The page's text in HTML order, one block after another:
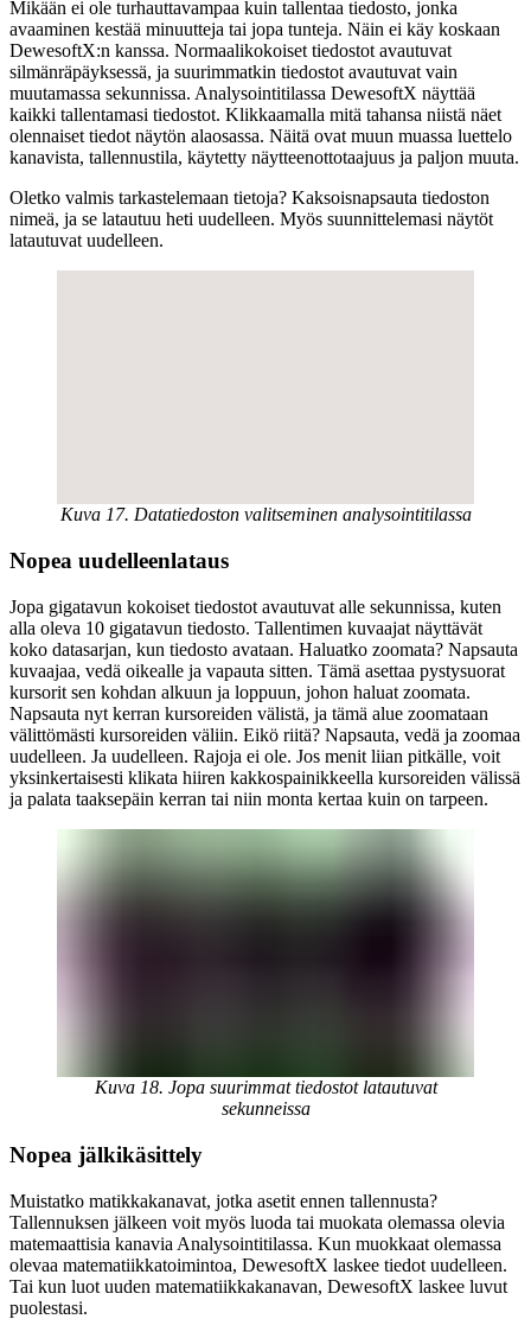
Mikään ei ole turhauttavampaa kuin tallentaa tiedosto, jonka
avaaminen kestää minuutteja tai jopa tunteja. Näin ei käy koskaan
DewesoftX:n kanssa. Normaalikokoiset tiedostot avautuvat
silmänräpäyksessä, ja suurimmatkin tiedostot avautuvat vain
muutamassa sekunnissa. Analysointitilassa DewesoftX näyttää
kaikki tallentamasi tiedostot. Klikkaamalla mitä tahansa niistä näet
olennaiset tiedot näytön alaosassa. Näitä ovat muun muassa luettelo
kanavista, tallennustila, käytetty näytteenottotaajuus ja paljon muuta.
Oletko valmis tarkastelemaan tietoja? Kaksoisnapsauta tiedoston
nimeä, ja se latautuu heti uudelleen. Myös suunnittelemasi näytöt
latautuvat uudelleen.
Kuva 17. Datatiedoston valitseminen analysointitilassa
Nopea uudelleenlataus
Jopa gigatavun kokoiset tiedostot avautuvat alle sekunnissa, kuten
alla oleva 10 gigatavun tiedosto. Tallentimen kuvaajat näyttävät
koko datasarjan, kun tiedosto avataan. Haluatko zoomata? Napsauta
kuvaajaa, vedä oikealle ja vapauta sitten. Tämä asettaa pystysuorat
kursorit sen kohdan alkuun ja loppuun, johon haluat zoomata.
Napsauta nyt kerran kursoreiden välistä, ja tämä alue zoomataan
välittömästi kursoreiden väliin. Eikö riitä? Napsauta, vedä ja zoomaa
uudelleen. Ja uudelleen. Rajoja ei ole. Jos menit liian pitkälle, voit
yksinkertaisesti klikata hiiren kakkospainikkeella kursoreiden välissä
ja palata taaksepäin kerran tai niin monta kertaa kuin on tarpeen.
Kuva 18. Jopa suurimmat tiedostot latautuvat
sekunneissa
Nopea jälkikäsittely
Muistatko matikkakanavat, jotka asetit ennen tallennusta?
Tallennuksen jälkeen voit myös luoda tai muokata olemassa olevia
matemaattisia kanavia Analysointitilassa. Kun muokkaat olemassa
olevaa matematiikkatoimintoa, DewesoftX laskee tiedot uudelleen.
Tai kun luot uuden matematiikkakanavan, DewesoftX laskee luvut
puolestasi.